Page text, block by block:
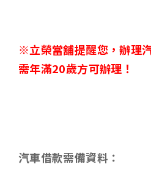
※立榮當舖提醒您，辦理
需年滿20歲方可辦理！
汽車借款需備資料：